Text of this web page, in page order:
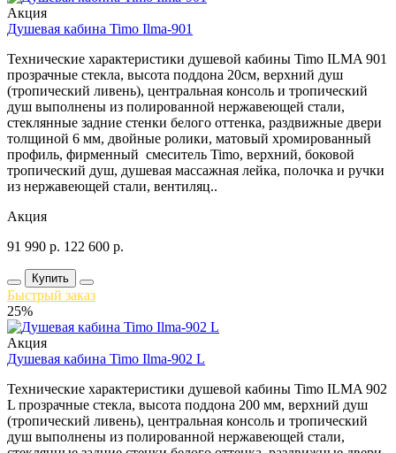
Акция
Душевая кабина Timo Ilma-901
Технические характеристики душевой кабины Timo ILMA 901
прозрачные стекла, высота поддона 20см, верхний душ
(тропический ливень), центральная консоль и тропический
душ выполнены из полированной нержавеющей стали,
стеклянные задние стенки белого оттенка, раздвижные двери
толщиной 6 мм, двойные ролики, матовый хромированный
профиль, фирменный смеситель Timo, верхний, боковой
тропический душ, душевая массажная лейка, полочка и ручки
из нержавеющей стали, вентиляц..
Акция
91 990 р. 122 600 р.
Купить
Быстрый заказ
25%
Акция
Душевая кабина Timo Ilma-902 L
Технические характеристики душевой кабины Timo ILMA 902
L прозрачные стекла, высота поддона 200 мм, верхний душ
(тропический ливень), центральная консоль и тропический
душ выполнены из полированной нержавеющей стали,